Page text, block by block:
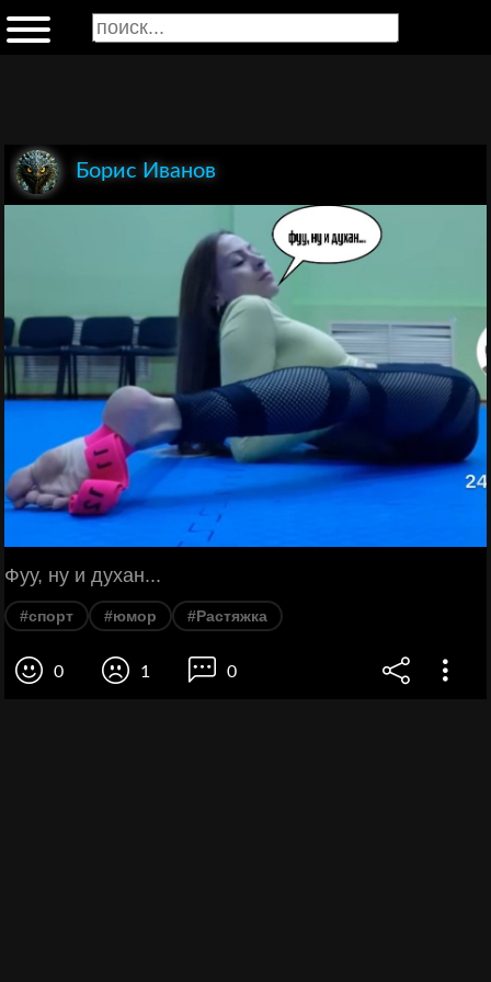
Борис Иванов
Фуу, ну и духан...
#спорт #юмор #Растяжка
0 1 0